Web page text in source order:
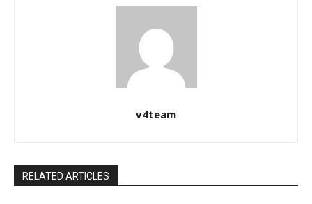
v4team
RELATED ARTICLES